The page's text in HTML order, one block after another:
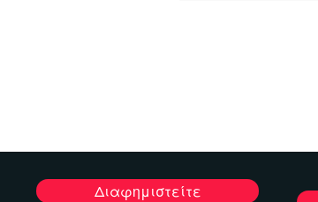
Διαφημιστείτε